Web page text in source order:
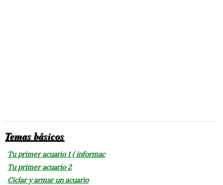
Temas básicos
Tu primer acuario 1 ( informac
Tu primer acuario 2
Ciclar y armar un acuario